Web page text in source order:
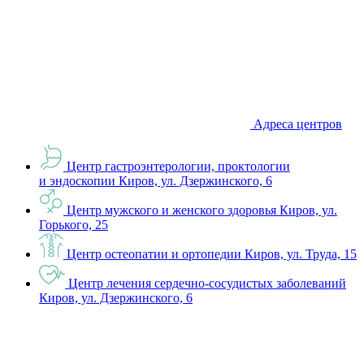
Адреса центров
Центр гастроэнтерологии, проктологии
и эндоскопии Киров, ул. Дзержинского, 6
Центр мужского и женского здоровья Киров, ул.
Горького, 25
Центр остеопатии и ортопедии Киров, ул. Труда, 15
Центр лечения сердечно-сосудистых заболеваний
Киров, ул. Дзержинского, 6